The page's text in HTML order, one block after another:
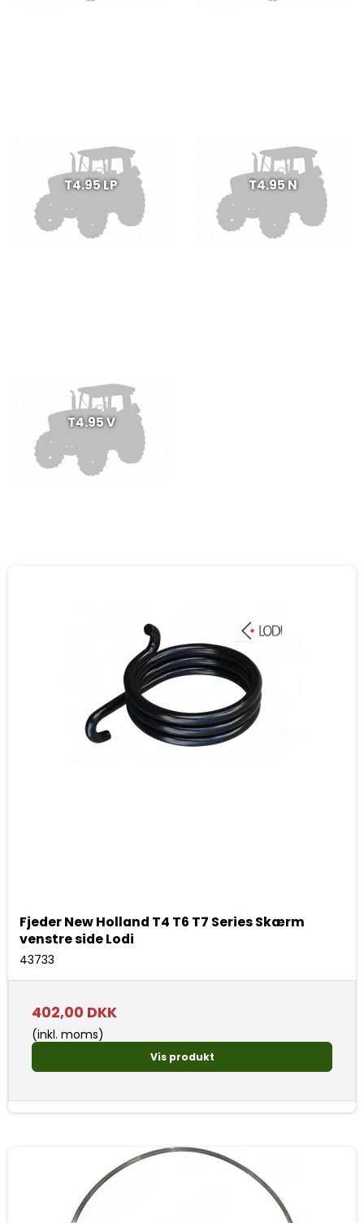
T4.95 LP T4.95 N
T4.95 V
Fjeder New Holland T4 T6 T7 Series Skærm
venstre side Lodi
43733
402,00 DKK
(inkl. moms)
Vis produkt